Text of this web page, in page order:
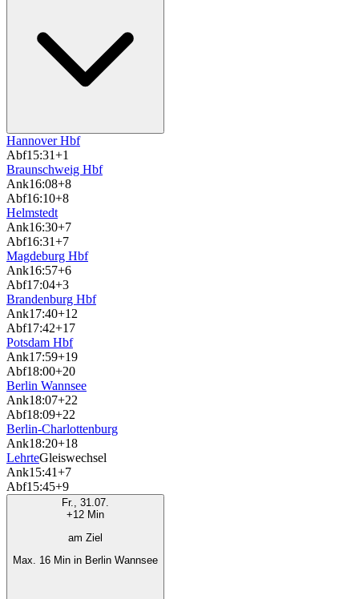
Hannover Hbf
Abf15:31+1
Braunschweig Hbf
Ank16:08+8
Abf16:10+8
Helmstedt
Ank16:30+7
Abf16:31+7
Magdeburg Hbf
Ank16:57+6
Abf17:04+3
Brandenburg Hbf
Ank17:40+12
Abf17:42+17
Potsdam Hbf
Ank17:59+19
Abf18:00+20
Berlin Wannsee
Ank18:07+22
Abf18:09+22
Berlin-Charlottenburg
Ank18:20+18
LehrteGleiswechsel
Ank15:41+7
Abf15:45+9
Fr., 31.07.
+12 Min
am Ziel
Max. 16 Min in Berlin Wannsee